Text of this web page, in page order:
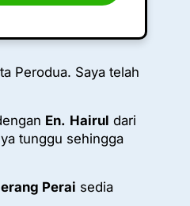
Perodua. Saya telah
En. Hairul dari
tunggu sehingga
Perai sedia